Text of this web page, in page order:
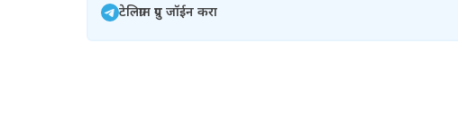
टेलिग्राम ग्रुप जॉईन करा